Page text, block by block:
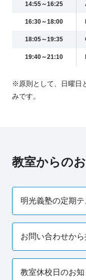
14:55～16:25
16:30～18:00
18:05～19:35
19:40～21:10
※原則として、日曜日
みです。
教室からの
明光義塾の定期
お問い合わせか
教室休校日のお